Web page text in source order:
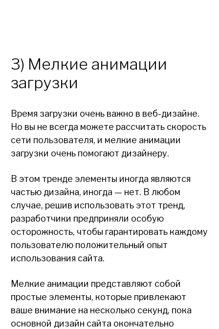
3) Мелкие анимации
загрузки
Время загрузки очень важно в веб-дизайне.
Но вы не всегда можете рассчитать скорость
сети пользователя, и мелкие анимации
загрузки очень помогают дизайнеру.
В этом тренде элементы иногда являются
частью дизайна, иногда — нет. В любом
случае, решив использовать этот тренд,
разработчики предприняли особую
осторожность, чтобы гарантировать каждому
пользователю положительный опыт
использования сайта.
Мелкие анимации представляют собой
простые элементы, которые привлекают
ваше внимание на несколько секунд, пока
основной дизайн сайта окончательно